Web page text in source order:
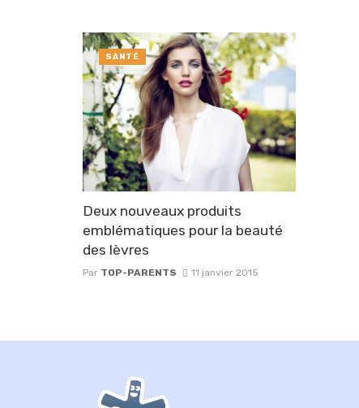
Deux nouveaux produits
emblématiques pour la beauté
des lèvres
Par TOP-PARENTS 11 janvier 2015
SANTÉ